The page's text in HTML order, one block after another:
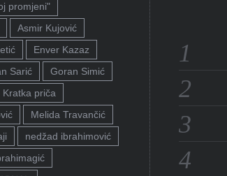
promjeni"
Asmir Kujović
Enver Kazaz
Sarić
Goran Simić
Kratka priča
Melida Travančić
nedžad ibrahimović